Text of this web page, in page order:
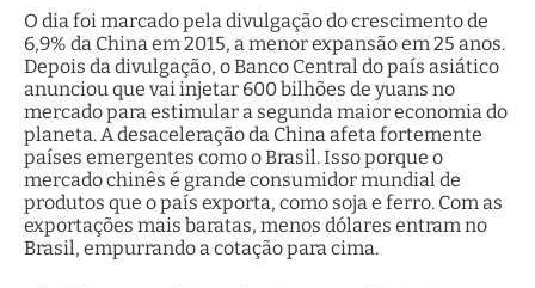
O dia foi marcado pela divulgação do crescimento de
6,9% da China em 2015, a menor expansão em 25 anos.
Depois da divulgação, o Banco Central do país asiático
anunciou que vai injetar 600 bilhões de yuans no
mercado para estimular a segunda maior economia do
planeta. A desaceleração da China afeta fortemente
países emergentes como o Brasil. Isso porque o
mercado chinês é grande consumidor mundial de
produtos que o país exporta, como soja e ferro. Com as
exportações mais baratas, menos dólares entram no
Brasil, empurrando a cotação para cima.